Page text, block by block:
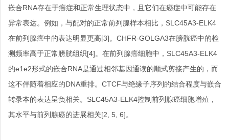
嵌合RNA存在于癌症和正常生理状态中， 且 它们在癌症中可能存在
异常表达。例如，与配对的正常前列腺样本相比， SLC45A3-ELK4
在前列腺癌中的表达明显更高[3]。 CHFR-GOLGA3在膀胱癌中的检
测频率高于正常膀胱组织[4]。在前列腺癌细胞中， SLC45A3-ELK4
的e1e2形式的嵌合RNA是通过相邻基因通读的顺式剪接产生的，而
这不伴随着相应的DNA重排。 CTCF与绝缘子序列 的结合程度与嵌合
转录本的表达呈负相关。 SLC45A3-ELK4控制前列腺癌细胞增殖，
其水平与前列腺癌的进展相关[2, 5, 6]。